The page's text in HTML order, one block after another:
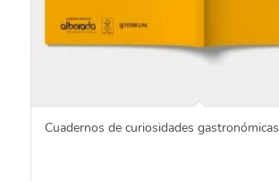
Cuadernos de curiosidades gastronómicas